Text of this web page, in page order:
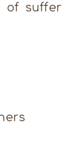
of suffer